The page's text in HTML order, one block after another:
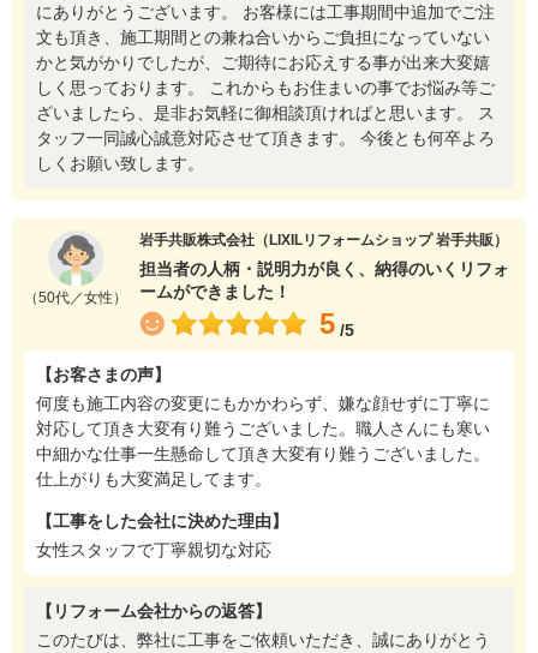
にありがとうございます。 お客様には工事期間中追加でご注
文も頂き、施工期間との兼ね合いからご負担になっていない
かと気がかりでしたが、ご期待にお応えする事が出来大変嬉
しく思っております。 これからもお住まいの事でお悩み等ご
ざいましたら、是非お気軽に御相談頂ければと思います。 ス
タッフ一同誠心誠意対応させて頂きます。 今後とも何卒よろ
しくお願い致します。
（50代／女性）
岩手共販株式会社（LIXILリフォームショップ 岩手共販）
担当者の人柄・説明力が良く、納得のいくリフォ
ームができました！
5 /5
【お客さまの声】
何度も施工内容の変更にもかかわらず、嫌な顔せずに丁寧に
対応して頂き大変有り難うございました。職人さんにも寒い
中細かな仕事一生懸命して頂き大変有り難うございました。
仕上がりも大変満足してます。
【工事をした会社に決めた理由】
女性スタッフで丁寧親切な対応
【リフォーム会社からの返答】
このたびは、弊社に工事をご依頼いただき、誠にありがとう